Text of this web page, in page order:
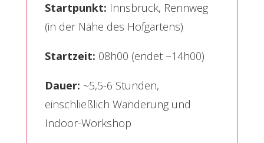
Startpunkt: Innsbruck, Rennweg
(in der Nähe des Hofgartens)
Startzeit: 08h00 (endet ~14h00)
Dauer: ~5,5-6 Stunden,
einschließlich Wanderung und
Indoor-Workshop